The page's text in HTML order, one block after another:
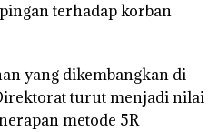
terhadap korban
yang dikembangkan di
turut menjadi nilai
metode 5R